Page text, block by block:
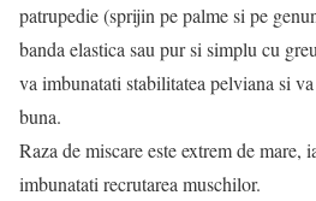
patrupedie (sprijin pe palme si pe
banda elastica sau pur si simplu cu
va imbunatati stabilitatea pelviana si
buna.
Raza de miscare este extrem de mare,
imbunatati recrutarea muschilor.